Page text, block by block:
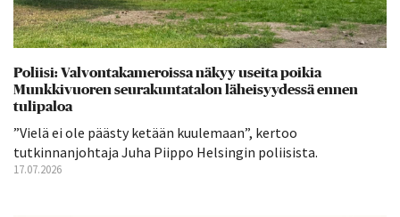
Poliisi: Valvontakameroissa näkyy useita poikia
Munkkivuoren seurakuntatalon läheisyydessä ennen
tulipaloa
”Vielä ei ole päästy ketään kuulemaan”, kertoo
tutkinnanjohtaja Juha Piippo Helsingin poliisista.
17.07.2026